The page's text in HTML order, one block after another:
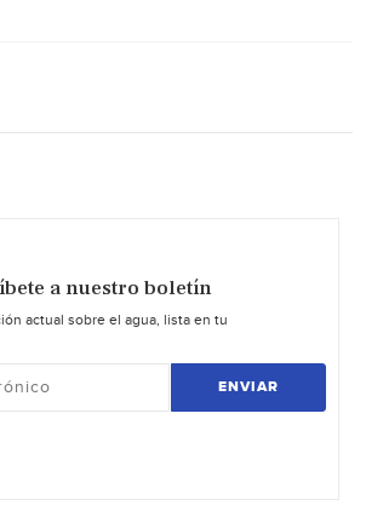
a nuestro boletín
actual sobre el agua, lista en tu
ENVIAR